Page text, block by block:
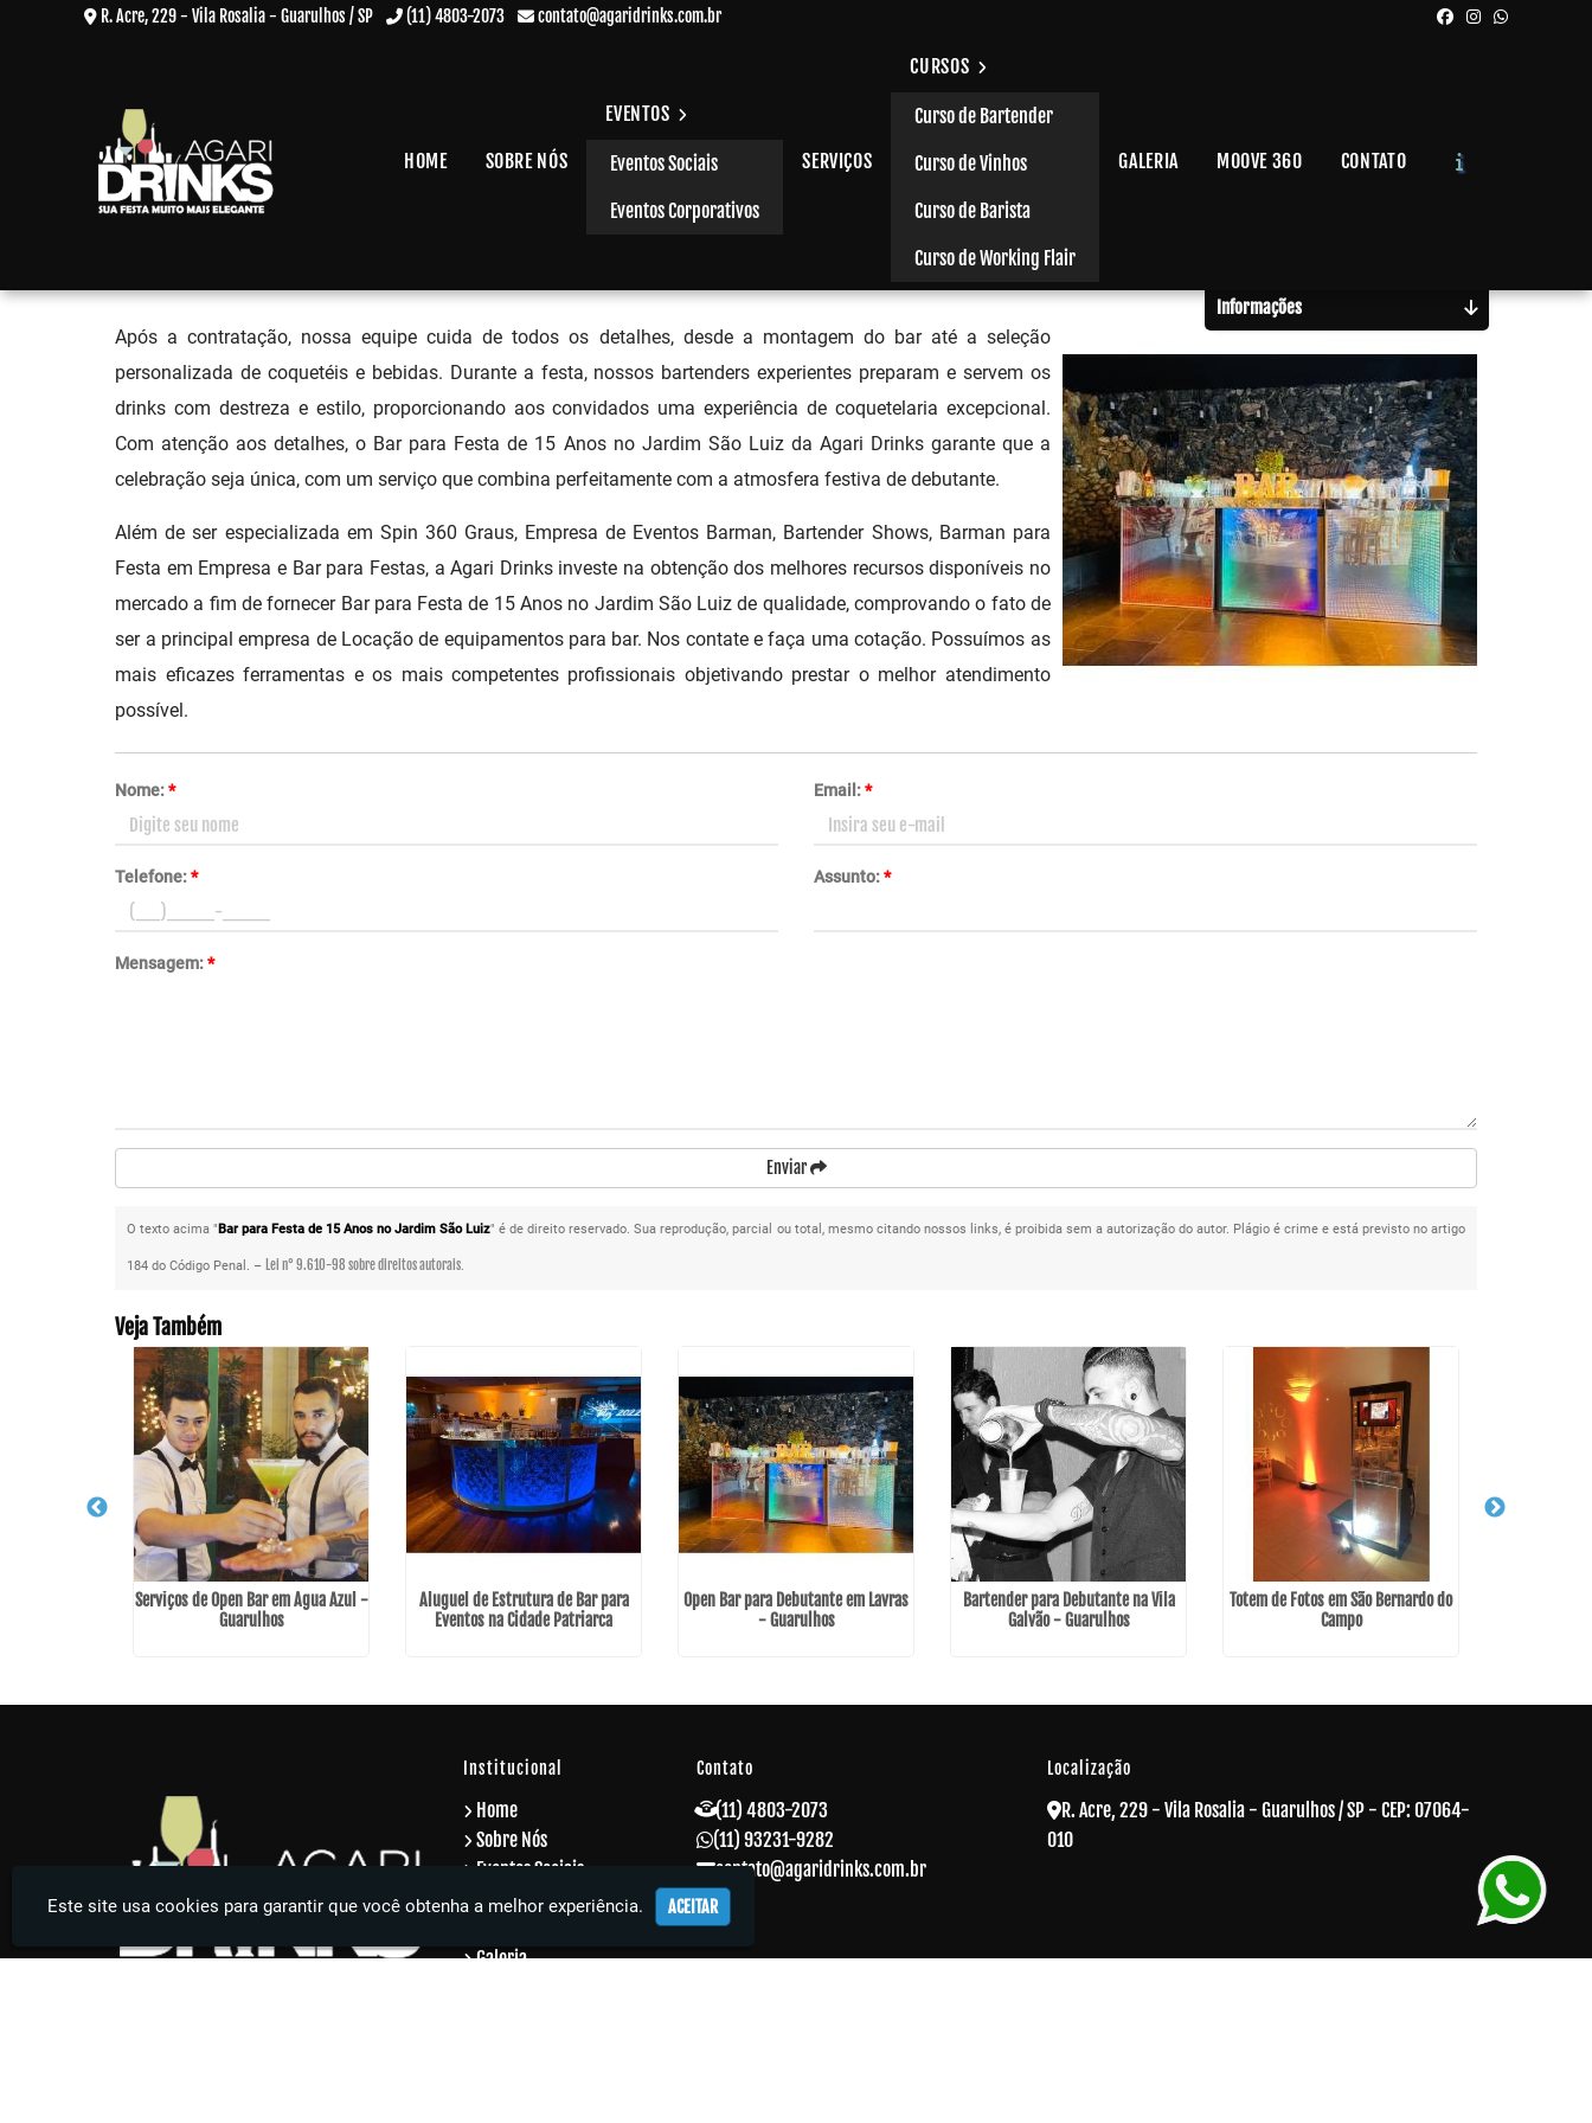
R. Acre, 229 - Vila Rosalia - Guarulhos / SP (11) 4803-2073 contato@agaridrinks.com.br
HOME SOBRE NÓS
EVENTOS
Eventos Sociais
Eventos Corporativos
SERVIÇOS
CURSOS
Curso de Bartender
Curso de Vinhos
Curso de Barista
Curso de Working Flair
GALERIA MOOVE 360 CONTATO
Bar para Festa de 15 Anos no Jardim São Luiz
Após a contratação, nossa equipe cuida de todos os detalhes, desde a montagem do bar até a seleção
personalizada de coquetéis e bebidas. Durante a festa, nossos bartenders experientes preparam e servem os
drinks com destreza e estilo, proporcionando aos convidados uma experiência de coquetelaria excepcional.
Com atenção aos detalhes, o Bar para Festa de 15 Anos no Jardim São Luiz da Agari Drinks garante que a
celebração seja única, com um serviço que combina perfeitamente com a atmosfera festiva de debutante.
Além de ser especializada em Spin 360 Graus, Empresa de Eventos Barman, Bartender Shows, Barman para
Festa em Empresa e Bar para Festas, a Agari Drinks investe na obtenção dos melhores recursos disponíveis no
mercado a fim de fornecer Bar para Festa de 15 Anos no Jardim São Luiz de qualidade, comprovando o fato de
ser a principal empresa de Locação de equipamentos para bar. Nos contate e faça uma cotação. Possuímos as
mais eficazes ferramentas e os mais competentes profissionais objetivando prestar o melhor atendimento
possível.
Nome:* Email:*
Telefone:* Assunto:*
Mensagem:*
Enviar
O texto acima "Bar para Festa de 15 Anos no Jardim São Luiz" é de direito reservado. Sua reprodução, parcial ou total, mesmo citando nossos links, é proibida sem a autorização do autor. Plágio é crime e está previsto no artigo
184 do Código Penal. – Lei n° 9.610-98 sobre direitos autorais.
Informações
Veja Também
no Glicério
Serviços de Open Bar em Água Azul -
Guarulhos
Aluguel de Estrutura de Bar para
Eventos na Cidade Patriarca
Open Bar para Debutante em Lavras
- Guarulhos
Bartender para Debutante na Vila
Galvão - Guarulhos
Totem de Fotos em São Bernardo do
Campo
Institucional
Home
Sobre Nós
Eventos Sociais
Eventos Corporativos
Galeria
Contato
(11) 4803-2073
(11) 93231-9282
contato@agaridrinks.com.br
Localização
R. Acre, 229 - Vila Rosalia - Guarulhos / SP - CEP: 07064-
010
Este site usa cookies para garantir que você obtenha a melhor experiência. ACEITAR